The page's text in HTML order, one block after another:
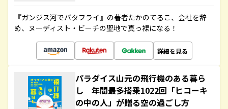
『ガンジス河でバタフライ』の著者たかのてるこ、会社を辞
め、ヌーディスト・ビーチの聖地で真っ裸になる！
詳細を見る
パラダイス山元の飛行機のある暮ら
し 年間最多搭乗1022回「ヒコーキ
の中の人」が贈る空の過ごし方